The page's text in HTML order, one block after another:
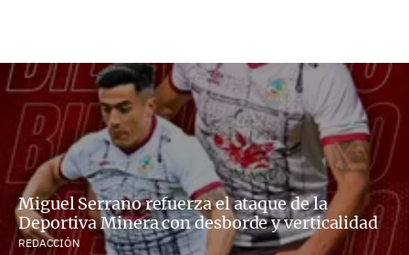
Miguel Serrano refuerza el ataque de la
Deportiva Minera con desborde y verticalidad
REDACCIÓN